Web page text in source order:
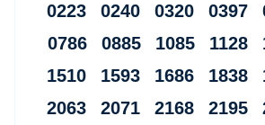
0223 0240 0320 0397
0786 0885 1085 1128
1510 1593 1686 1838
2063 2071 2168 2195